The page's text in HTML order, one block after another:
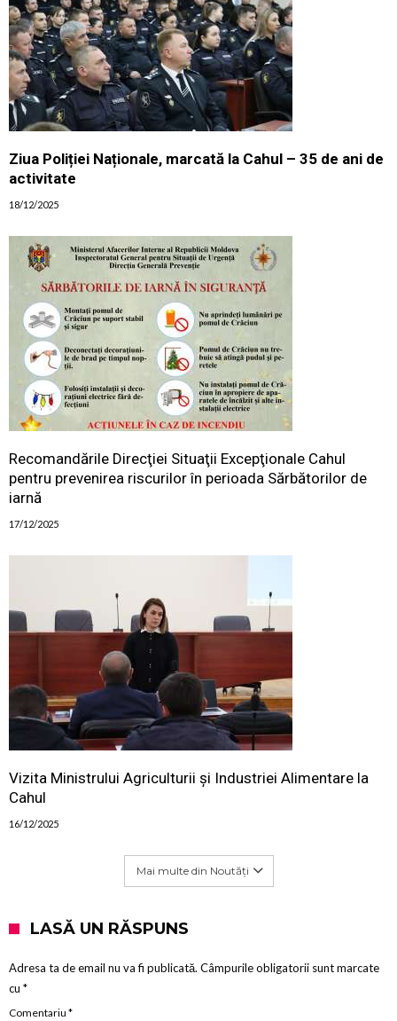
Ziua Poliției Naționale, marcată la Cahul – 35 de ani de
activitate
18/12/2025
Recomandările Direcţiei Situaţii Excepţionale Cahul
pentru prevenirea riscurilor în perioada Sărbătorilor de
iarnă
17/12/2025
Vizita Ministrului Agriculturii și Industriei Alimentare la
Cahul
16/12/2025
Mai multe din Noutăți
LASĂ UN RĂSPUNS
Adresa ta de email nu va fi publicată. Câmpurile obligatorii sunt marcate
cu *
Comentariu *